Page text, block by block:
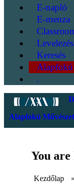
E-napló
E-menza
Levelezés
Keresés
Alapfokú
.
Alapfokú
You are
Kezdőlap »